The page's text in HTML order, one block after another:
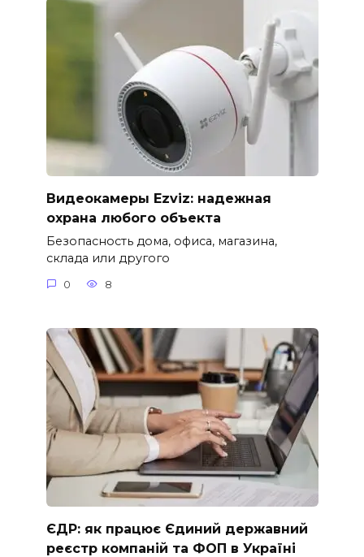
Видеокамеры Ezviz: надежная
охрана любого объекта
Безопасность дома, офиса, магазина,
склада или другого
0 8
ЄДР: як працює Єдиний державний
реєстр компаній та ФОП в Україні